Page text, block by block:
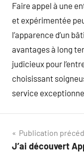
Faire appel à une
et expérimentée
l’apparence d’un
avantages à long
judicieux pour
choisissant
service
Navigation
de
Publication
J’ai découvert